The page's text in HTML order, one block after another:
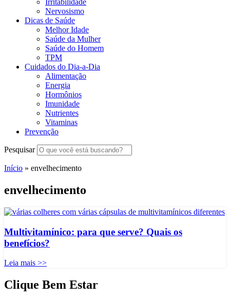
Irritabilidade
Nervosismo
Dicas de Saúde
Melhor Idade
Saúde da Mulher
Saúde do Homem
TPM
Cuidados do Dia-a-Dia
Alimentação
Energia
Hormônios
Imunidade
Nutrientes
Vitaminas
Prevenção
Pesquisar
Início » envelhecimento
envelhecimento
Multivitamínico: para que serve? Quais os
benefícios?
Leia mais >>
Clique Bem Estar